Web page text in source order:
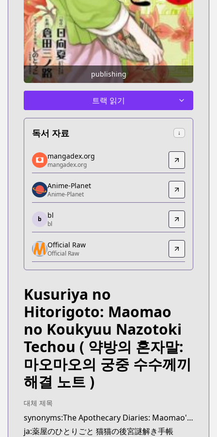
publishing
트랙 읽기
독서 자료 ↓
mangadex.org
mangadex.org
https://mangadex.org/title/8c1d7d0c-e0b7-4170-
Anime-Planet
Anime-Planet
https://www.anime-planet.com/manga/the-
bl
493435
Official Raw
Official Raw
Kitsu
Kitsu
https://kitsu.app/manga/51635
MangaUpdates
MangaUpdates
https://www.mangaupdates.com/
novelUpdates
novelUpdates
https://www.novelupdates.com/series/kusuriya-
Book☆Walker
https://bookwalker.jp/series/149254/list
mangadex.org
mangadex.org
Anime-Planet
Anime-Planet
b bl
bl
Official Raw
Official Raw
Kusuriya no
Hitorigoto: Maomao
no Koukyuu Nazotoki
Techou ( 약방의 혼자말:
마오마오의 궁중 수수께끼
해결 노트 )
대체 제목
synonyms:The Apothecary Diaries: Maomao's Notes from the Inner Palace
ja:薬屋のひとりごと 猫猫の後宮謎解き手帳